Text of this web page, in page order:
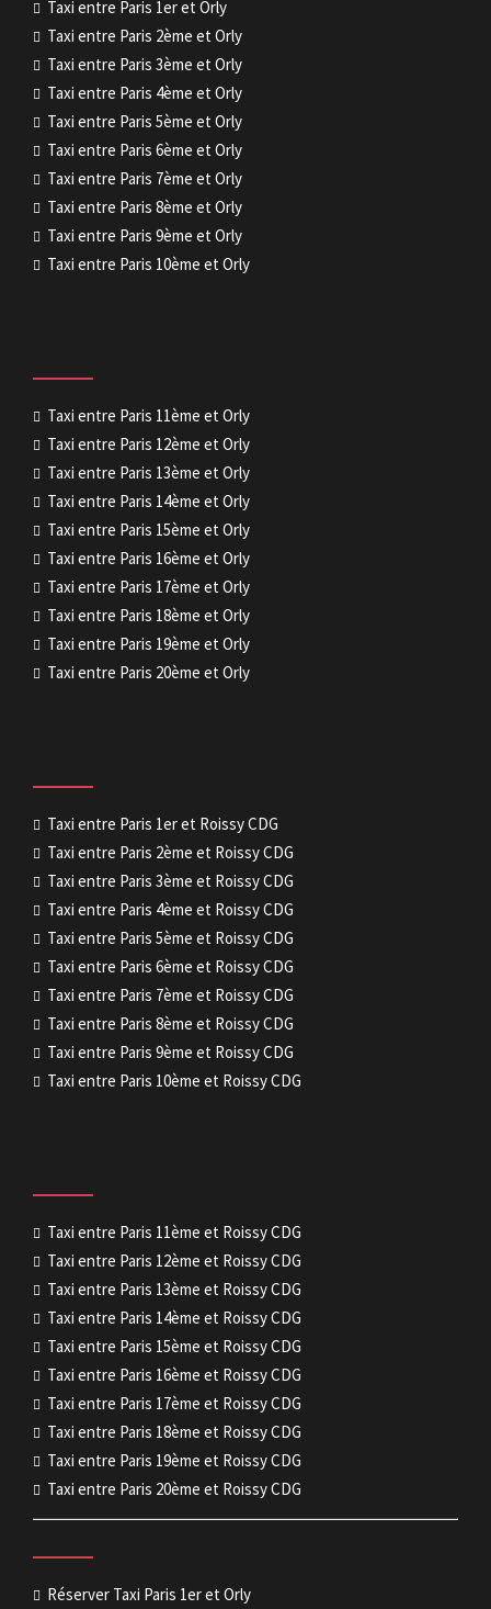
Taxi entre Paris 1er et Orly
Taxi entre Paris 2ème et Orly
Taxi entre Paris 3ème et Orly
Taxi entre Paris 4ème et Orly
Taxi entre Paris 5ème et Orly
Taxi entre Paris 6ème et Orly
Taxi entre Paris 7ème et Orly
Taxi entre Paris 8ème et Orly
Taxi entre Paris 9ème et Orly
Taxi entre Paris 10ème et Orly
Taxi entre Paris 11ème et Orly
Taxi entre Paris 12ème et Orly
Taxi entre Paris 13ème et Orly
Taxi entre Paris 14ème et Orly
Taxi entre Paris 15ème et Orly
Taxi entre Paris 16ème et Orly
Taxi entre Paris 17ème et Orly
Taxi entre Paris 18ème et Orly
Taxi entre Paris 19ème et Orly
Taxi entre Paris 20ème et Orly
Taxi entre Paris 1er et Roissy CDG
Taxi entre Paris 2ème et Roissy CDG
Taxi entre Paris 3ème et Roissy CDG
Taxi entre Paris 4ème et Roissy CDG
Taxi entre Paris 5ème et Roissy CDG
Taxi entre Paris 6ème et Roissy CDG
Taxi entre Paris 7ème et Roissy CDG
Taxi entre Paris 8ème et Roissy CDG
Taxi entre Paris 9ème et Roissy CDG
Taxi entre Paris 10ème et Roissy CDG
Taxi entre Paris 11ème et Roissy CDG
Taxi entre Paris 12ème et Roissy CDG
Taxi entre Paris 13ème et Roissy CDG
Taxi entre Paris 14ème et Roissy CDG
Taxi entre Paris 15ème et Roissy CDG
Taxi entre Paris 16ème et Roissy CDG
Taxi entre Paris 17ème et Roissy CDG
Taxi entre Paris 18ème et Roissy CDG
Taxi entre Paris 19ème et Roissy CDG
Taxi entre Paris 20ème et Roissy CDG
Réserver Taxi Paris 1er et Orly